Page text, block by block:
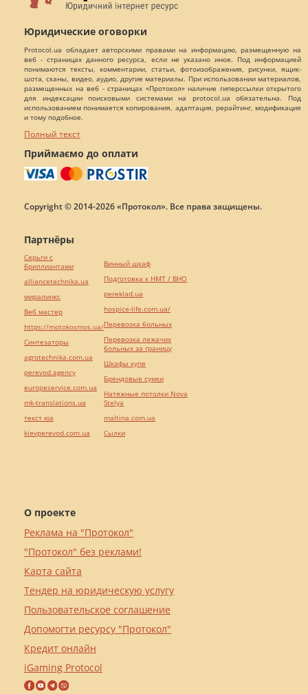
Юридические оговорки
Protocol.ua обладает авторскими правами на информацию, размещенную на
веб - страницах данного ресурса, если не указано иное. Под информацией
понимаются тексты, комментарии, статьи, фотоизображения, рисунки, ящик-
шота, сканы, видео, аудио, другие материалы. При использовании материалов,
размещенных на веб - страницах «Протокол» наличие гиперссылки открытого
для индексации поисковыми системами на protocol.ua обязательна. Под
использованием понимается копирования, адаптация, рерайтинг, модификация
и тому подобное.
Полный текст
Приймаємо до оплати
Copyright © 2014-2026 «Протокол». Все права защищены.
О проекте
Реклама на "Протокол"
"Протокол" без реклами!
Карта сайта
Тендер на юридическую услугу
Пользовательское соглашение
Допомогти ресурсу "Протокол"
Кредит онлайн
iGaming Protocol
Партнёры
Серьги с
бриллиантами
alliancetechnika.ua
миралинкс
Веб мастер
https://motokosmos.ua/
Синтезаторы
agrotechnika.com.ua
perevod.agency
europeservice.com.ua
mk-translations.ua
текст юа
kievperevod.com.ua
Винный шкаф
Подготовка к НМТ / ВНО
pereklad.ua
hospice-life.com.ua/
Перевозка больных
Перевозка лежачих
больных за границу
Шкафы купе
Брендовые сумки
Натяжные потолки Nova
Stelya
maltina.com.ua
Cылки